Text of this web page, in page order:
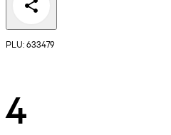
PLU: 633479
4